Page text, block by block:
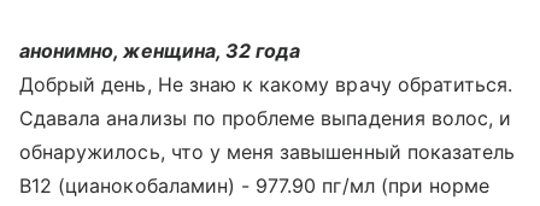
анонимно, женщина, 32 года
Добрый день, Не знаю к какому врачу обратиться.
Сдавала анализы по проблеме выпадения волос, и
обнаружилось, что у меня завышенный показатель
B12 (цианокобаламин) - 977.90 пг/мл (при норме